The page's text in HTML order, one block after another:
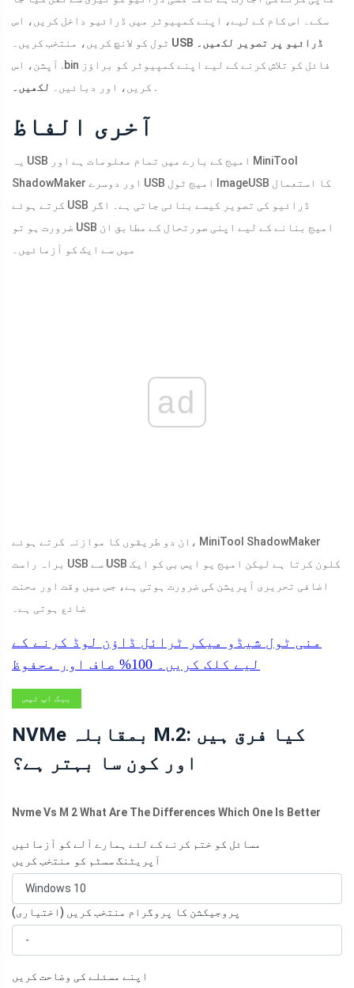
سکے۔ اس کام کے لیے، اپنے کمپیوٹر میں ڈرائیو داخل کریں، اس
USB ڈرائیو پر تصویر لکھیں۔
آپشن، اس .bin فائل کو تلاش کرنے کے لیے اپنے کمپیوٹر کو براؤز
کریں، اور دبائیں۔
لکھیں۔ .
آخری الفاظ
یہ USB امیج کے بارے میں تمام معلومات ہے اور MiniTool
ShadowMaker اور دوسرے USB امیج ٹول ImageUSB کا استعمال
کرتے ہوئے USB ڈرائیو کی تصویر کیسے بنائی جاتی ہے۔ اگر
ضرورت ہو تو USB امیج بنانے کے لیے اپنی صورتحال کے مطابق ان
میں سے ایک کو آزمائیں۔
ad
ان دو طریقوں کا موازنہ کرتے ہوئے، MiniTool ShadowMaker
براہ راست USB سے USB کلون کرتا ہے لیکن امیج یو ایس بی کو ایک
اضافی تحریری آپریشن کی ضرورت ہوتی ہے، جس میں وقت اور محنت
ضائع ہوتی ہے۔
منی ٹول شیڈو میکر ٹرائل ڈاؤن لوڈ کرنے کے
لیے کلک کریں۔
صاف اور محفوظ
بیک اپ ٹپس
NVMe بمقابلہ M.2: کیا فرق ہیں
اور کون سا بہتر ہے؟
Nvme Vs M 2 What Are The Differences Which One Is Better
مسائل کو ختم کرنے کے لئے ہمارے آلے کو آزمائیں
آپریٹنگ سسٹم کو منتخب کریں
پروجیکشن کا پروگرام منتخب کریں (اختیاری)
اپنے مسئلے کی وضاحت کریں